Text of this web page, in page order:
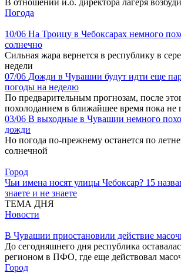
В отношении и.о. директора лагеря
Погода
10/06 На Троицу в Чебоксарах немного
солнечно
Сильная жара вернется в республику в
недели
07/06 Дожди в Чувашии будут идти еще
погоды на неделю
По предварительным прогнозам, после
похолоданием в ближайшее время пока не
03/06 В выходные в Чувашии немного
дожди
Но погода по-прежнему останется по
солнечной
Город
Чьи имена носят улицы Чебоксар? 15
знаете и не знаете
ТЕМА ДНЯ
Новости
В Чувашии приостановили действие
До сегодняшнего дня республика
регионом в ПФО, где еще действовал
Город